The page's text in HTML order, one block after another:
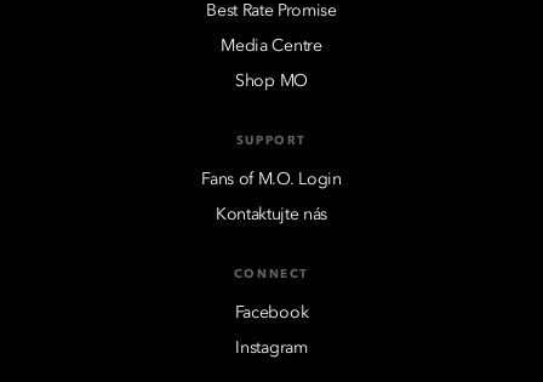
Best Rate Promise
Media Centre
Shop MO
SUPPORT
Fans of M.O. Login
Kontaktujte nás
CONNECT
Facebook
Instagram